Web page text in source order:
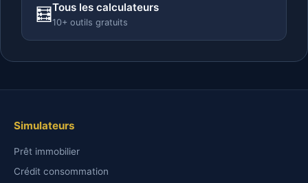
🧮Tous les calculateurs
10+ outils gratuits
Simulateurs
Prêt immobilier
Crédit consommation